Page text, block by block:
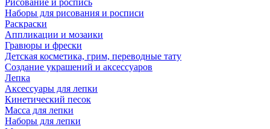
Рисование и роспись
Наборы для рисования и росписи
Раскраски
Аппликации и мозаики
Гравюры и фрески
Детская косметика, грим, переводные тату
Создание украшений и аксессуаров
Лепка
Аксессуары для лепки
Кинетический песок
Масса для лепки
Наборы для лепки